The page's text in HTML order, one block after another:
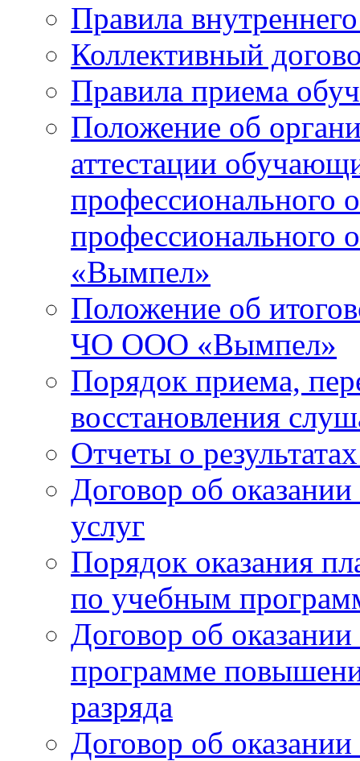
Правила
Коллективный
Правила приема
Положение об
аттестации
профессионального
«Вымпел»
Положение об
ЧО ООО «Вымпел»
Порядок приема,
восстановления
Отчеты о
Договор об
услуг
Порядок оказания
по учебным
Договор об
программе
разряда
Договор об